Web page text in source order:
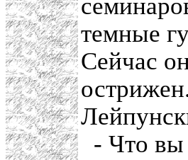
темные
Сейчас
- Что вы